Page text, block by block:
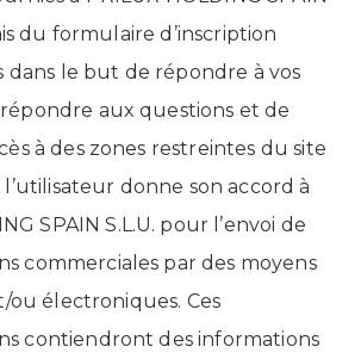
du formulaire d’inscription
dans le but de répondre à vos
aux questions et de
à des zones restreintes du site
donne son accord à
SPAIN S.L.U. pour l’envoi de
commerciales par des moyens
ou électroniques. Ces
contiendront des informations